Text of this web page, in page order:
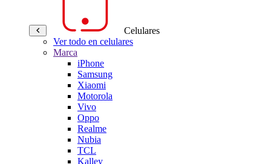
Celulares
Ver todo en celulares
Marca
iPhone
Samsung
Xiaomi
Motorola
Vivo
Oppo
Realme
Nubia
TCL
Kalley